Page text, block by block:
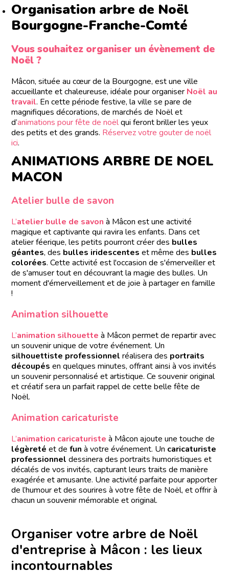
Organisation arbre de Noël
Bourgogne-Franche-Comté
Vous souhaitez organiser un évènement de
Noël ?
Mâcon, située au cœur de la Bourgogne, est une ville
accueillante et chaleureuse, idéale pour organiser Noël au
travail. En cette période festive, la ville se pare de
magnifiques décorations, de marchés de Noël et
d’animations pour fête de noëlqui feront briller les yeux
des petits et des grands. Réservez votre gouter de noël
ici.
ANIMATIONS ARBRE DE NOEL
MACON
Atelier bulle de savon
L’atelier bulle de savon à Mâcon est une activité
magique et captivante qui ravira les enfants. Dans cet
atelier féerique, les petits pourront créer des bulles
géantes, des bulles iridescentes et même des bulles
colorées. Cette activité est l'occasion de s'émerveiller et
de s'amuser tout en découvrant la magie des bulles. Un
moment d'émerveillement et de joie à partager en famille
!
Animation silhouette
L’animation silhouette à Mâcon permet de repartir avec
un souvenir unique de votre événement. Un
silhouettiste professionnel réalisera des portraits
découpés en quelques minutes, offrant ainsi à vos invités
un souvenir personnalisé et artistique. Ce souvenir original
et créatif sera un parfait rappel de cette belle fête de
Noël.
Animation caricaturiste
L’animation caricaturiste à Mâcon ajoute une touche de
légèreté et defun à votre événement. Un caricaturiste
professionnel dessinera des portraits humoristiques et
décalés de vos invités, capturant leurs traits de manière
exagérée et amusante. Une activité parfaite pour apporter
de l’humour et des sourires à votre fête de Noël, et offrir à
chacun un souvenir mémorable et original.
Organiser votre arbre de Noël
d'entreprise à Mâcon : les lieux
incontournables